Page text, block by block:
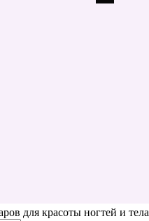
для красоты ногтей и тела